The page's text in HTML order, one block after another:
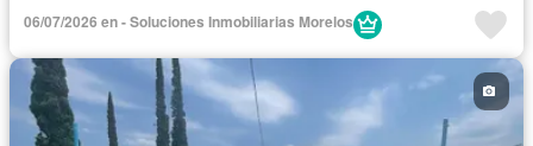
06/07/2026 en - Soluciones Inmobiliarias Morelos